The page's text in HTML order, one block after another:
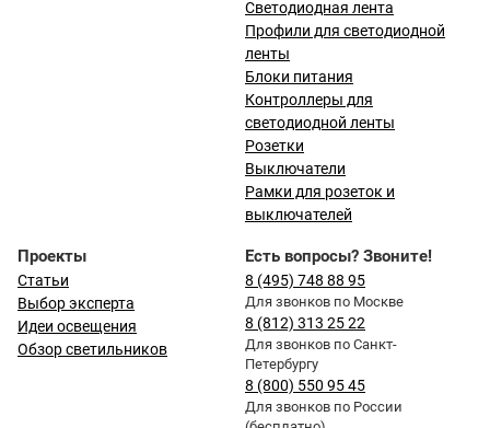
Светодиодная лента
Профили для светодиодной
ленты
Блоки питания
Контроллеры для
светодиодной ленты
Розетки
Выключатели
Рамки для розеток и
выключателей
Проекты
Статьи
Выбор эксперта
Идеи освещения
Обзор светильников
Есть вопросы? Звоните!
8 (495) 748 88 95
Для звонков по Москве
8 (812) 313 25 22
Для звонков по Санкт-
Петербургу
8 (800) 550 95 45
Для звонков по России